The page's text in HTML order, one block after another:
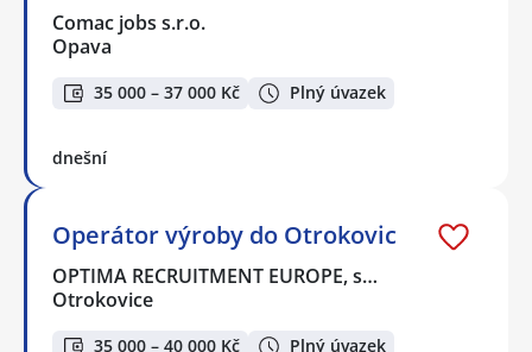
Comac jobs s.r.o.
Opava
35 000 – 37 000 Kč Plný úvazek
dnešní
Operátor výroby do Otrokovic
OPTIMA RECRUITMENT EUROPE, s…
Otrokovice
35 000 – 40 000 Kč Plný úvazek